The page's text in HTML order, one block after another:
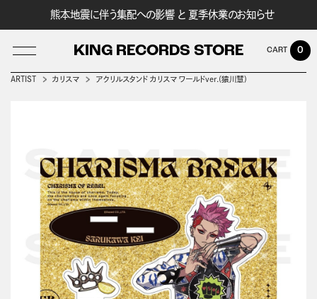
熊本地震に伴う集配への影響 と 夏季休業のお知らせ
KING RECORDS STORE 0
ARTIST カリスマ アクリルスタンド カリスマ ワールドver.(猿川慧)